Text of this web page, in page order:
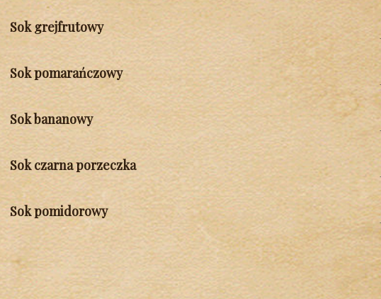
Sok grejfrutowy
Sok pomarańczowy
Sok bananowy
Sok czarna porzeczka
Sok pomidorowy